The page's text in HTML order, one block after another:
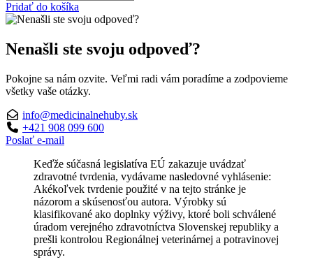
Pridať do košíka
Nenašli ste svoju odpoveď?
Pokojne sa nám ozvite. Veľmi radi vám poradíme a zodpovieme
všetky vaše otázky.
info@medicinalnehuby.sk
+421 908 099 600
Poslať e-mail
Keďže súčasná legislatíva EÚ zakazuje uvádzať
zdravotné tvrdenia, vydávame nasledovné vyhlásenie:
Akékoľvek tvrdenie použité v na tejto stránke je
názorom a skúsenosťou autora. Výrobky sú
klasifikované ako doplnky výživy, ktoré boli schválené
úradom verejného zdravotníctva Slovenskej republiky a
prešli kontrolou Regionálnej veterinárnej a potravinovej
správy.